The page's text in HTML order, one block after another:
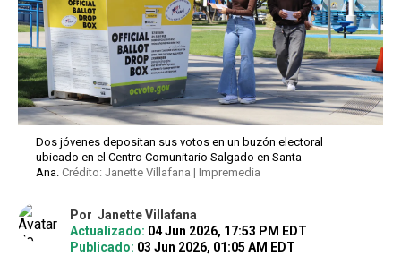
Dos jóvenes depositan sus votos en un buzón electoral
ubicado en el Centro Comunitario Salgado en Santa
Ana. Crédito: Janette Villafana | Impremedia
Por Janette Villafana
Actualizado: 04 Jun 2026, 17:53 PM EDT
Publicado: 03 Jun 2026, 01:05 AM EDT